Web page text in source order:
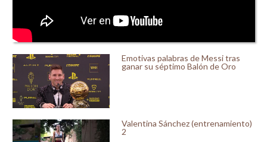
Emotivas palabras de Messi tras
ganar su séptimo Balón de Oro
Valentina Sánchez (entrenamiento)
2